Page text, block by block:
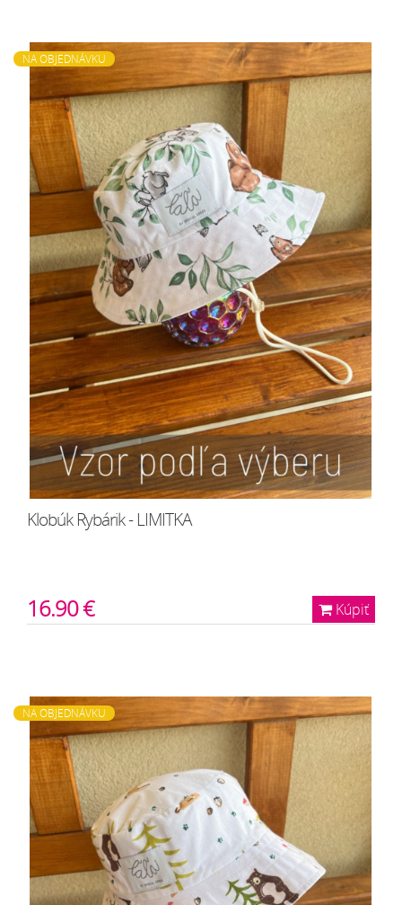
NA OBJEDNÁVKU
Klobúk Rybárik - LIMITKA
Kúpiť
16.90 €
NA OBJEDNÁVKU